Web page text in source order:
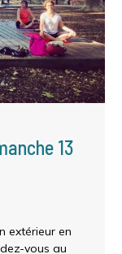
13
extérieur en
vous au